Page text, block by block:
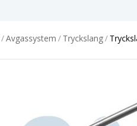
/Avgassystem / Tryckslang/